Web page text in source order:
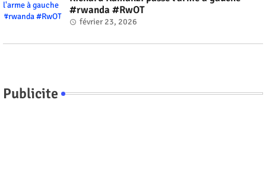
#rwanda #RwOT
février 23, 2026
Publicite